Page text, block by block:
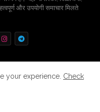
और उपयोगी समाचार मिलते
Privacy Policy
your experience. Check